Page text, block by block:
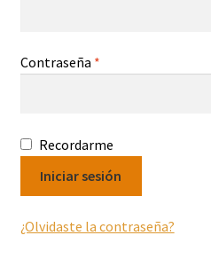
Contraseña *Requerido
Recordarme
Iniciar sesión
¿Olvidaste la contraseña?